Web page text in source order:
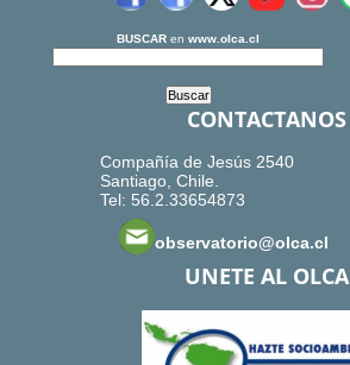
BUSCAR en www.olca.cl
CONTACTANOS
Compañía de Jesús 2540
Santiago, Chile.
Tel: 56.2.33654873
observatorio@olca.cl
UNETE AL OLCA